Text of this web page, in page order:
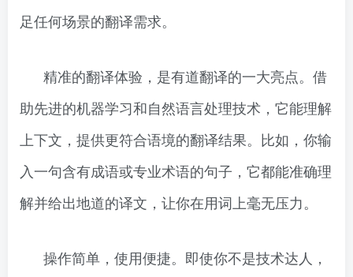
足任何场景的翻译需求。
精准的翻译体验，是有道翻译的一大亮点。借
助先进的机器学习和自然语言处理技术，它能理解
上下文，提供更符合语境的翻译结果。比如，你输
入一句含有成语或专业术语的句子，它都能准确理
解并给出地道的译文，让你在用词上毫无压力。
操作简单，使用便捷。即使你不是技术达人，